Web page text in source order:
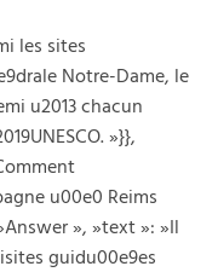
les sites
Notre-Dame, le
u2013 chacun
»}},
u00e0 Reims
», »text »: »Il
guidu00e9es